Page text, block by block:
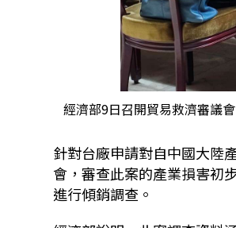
經濟部9日召開貿易救濟審議
針對台廠申請對自中國大陸
會，審查此案的產業損害初
進行傾銷調查。